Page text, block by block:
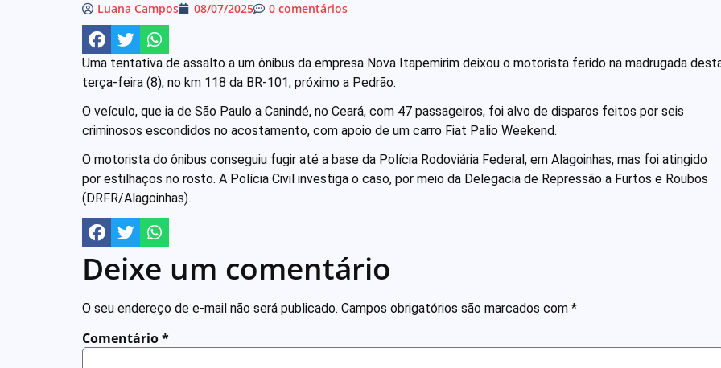
Luana Campos 08/07/2025 0 comentários
Uma tentativa de assalto a um ônibus da empresa Nova Itapemirim deixou o motorista ferido na madrugada
terça-feira (8), no km 118 da BR-101, próximo a Pedrão.
O veículo, que ia de São Paulo a Canindé, no Ceará, com 47 passageiros, foi alvo de disparos feitos por seis
criminosos escondidos no acostamento, com apoio de um carro Fiat Palio Weekend.
O motorista do ônibus conseguiu fugir até a base da Polícia Rodoviária Federal, em Alagoinhas, mas foi atingido
por estilhaços no rosto. A Polícia Civil investiga o caso, por meio da Delegacia de Repressão a Furtos e Roubos
(DRFR/Alagoinhas).
Deixe um comentário
O seu endereço de e-mail não será publicado. Campos obrigatórios são marcados com *
Comentário*